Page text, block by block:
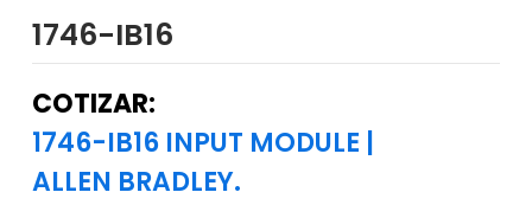
1746-IB16
COTIZAR:
1746-IB16 INPUT MODULE |
ALLEN BRADLEY.